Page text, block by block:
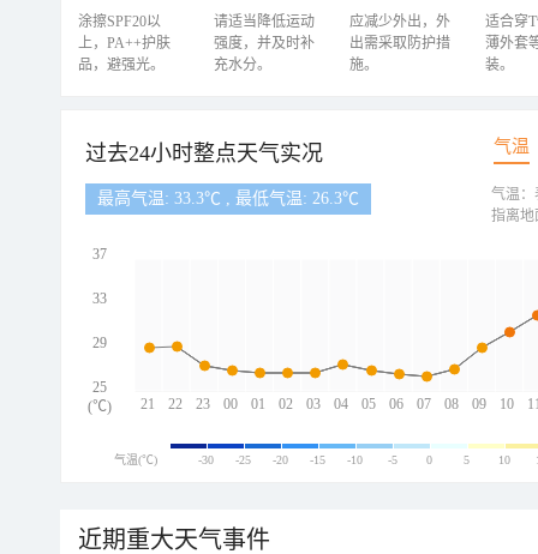
涂擦SPF20以
上，PA++护肤
品，避强光。
请适当降低运动
强度，并及时补
充水分。
应减少外出，外
出需采取防护措
施。
适合穿
薄外套
装。
过去24小时整点天气实况 气温
最高气温: 33.3℃ , 最低气温: 26.3℃
21 22 23 00 01 02 03 04 05 06 07 08 09 10
37
33
29
25
(℃)
气温：
指离地
气温(℃) -30 -25 -20 -15 -10 -5 0 5 10
近期重大天气事件